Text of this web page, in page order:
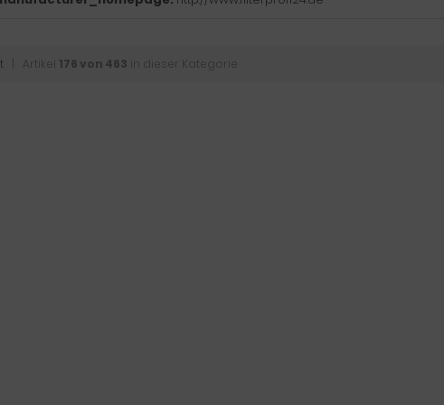
| Artikel 176 von 463 in dieser Kategorie